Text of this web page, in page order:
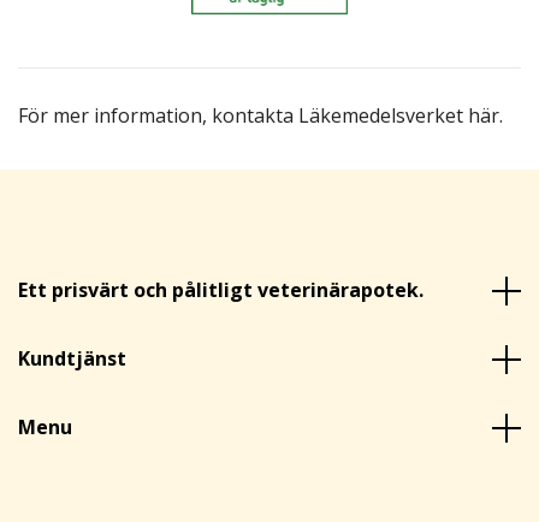
För mer information, kontakta Läkemedelsverket här.
Ett prisvärt och pålitligt veterinärapotek.
Kundtjänst
Menu